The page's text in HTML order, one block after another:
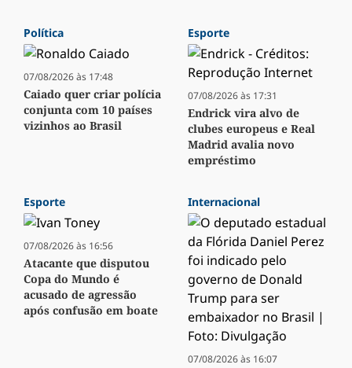
Política
07/08/2026 às 17:48
Caiado quer criar polícia
conjunta com 10 países
vizinhos ao Brasil
Esporte
07/08/2026 às 17:31
Endrick vira alvo de
clubes europeus e Real
Madrid avalia novo
empréstimo
Esporte
07/08/2026 às 16:56
Atacante que disputou
Copa do Mundo é
acusado de agressão
após confusão em boate
Internacional
07/08/2026 às 16:07